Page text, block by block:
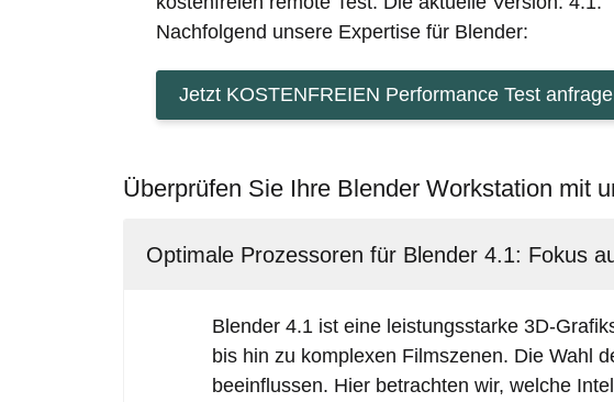
Nachfolgend unsere Expertise für Blender:
Jetzt KOSTENFREIEN Performance Test
Überprüfen Sie Ihre Blender Workstation mit
Optimale Prozessoren für Blender 4.1: Fokus
Blender 4.1 ist eine leistungsstarke 3D-
bis hin zu komplexen Filmszenen. Die Wahl
beeinflussen. Hier betrachten wir, welche